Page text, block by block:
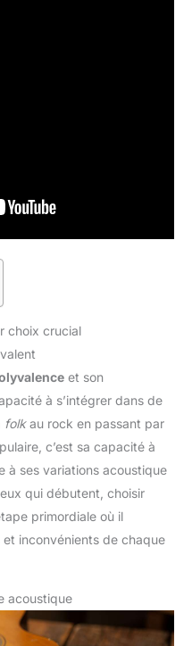
choix crucial
et son
à s’intégrer dans de
folkau rock en passant par
c’est sa capacité à
à ses variations acoustique
qui débutent, choisir
primordiale où il
inconvénients de chaque
acoustique